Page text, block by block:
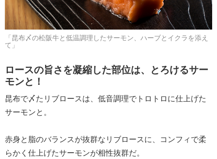
「昆布〆の松阪牛と低温調理したサーモン、ハーブとイクラを添え
て」
ロースの旨さを凝縮した部位は、とろけるサー
モンと！
昆布で〆たリブロースは、低音調理でトロトロに仕上げた
サーモンと。
赤身と脂のバランスが抜群なリブロースに、コンフィで柔
らかく仕上げたサーモンが相性抜群だ。